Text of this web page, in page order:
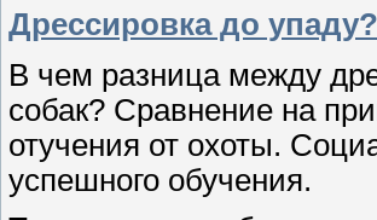
Дрессировка до упаду?
В чем разница между
собак? Сравнение на
отучения от охоты.
успешного обучения.